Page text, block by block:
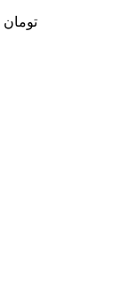
2,456,860تومان